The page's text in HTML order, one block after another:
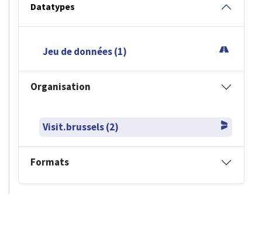
Datatypes
Jeu de données (1)
Organisation
Visit.brussels (2)
Formats